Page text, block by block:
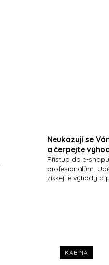
Neukazují se
a čerpejte
Přístup do e-
profesionálům.
získejte výhody a
KABINA